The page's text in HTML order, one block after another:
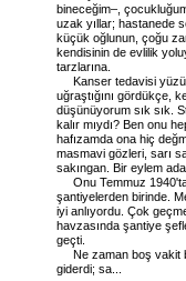
bineceğim–,
uzak yıllar; hastanede
küçük oğlunun, çoğu
kendisinin de evlilik
tarzlarına.
Kanser tedavisi
uğraştığını gördükçe,
düşünüyorum sık sık.
kalır mıydı? Ben onu
hafızamda ona hiç
masmavi gözleri, sarı
sakıngan. Bir eylem
Onu Temmuz 1940'ta
şantiyelerden birinde.
iyi anlıyordu. Çok
havzasında şantiye
geçti.
Ne zaman boş vakit
giderdi; sa...